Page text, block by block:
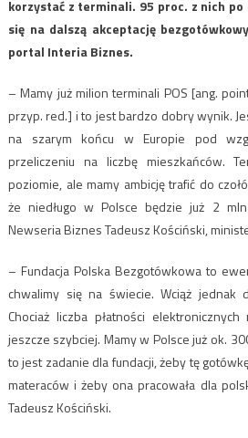
korzystać z terminali. 95 proc. z nich
się na dalszą akceptację
portal Interia Biznes.
– Mamy już milion terminali POS [ang.
przyp. red.] i to jest bardzo dobry wynik.
na szarym końcu w Europie pod
przeliczeniu na liczbę mieszkańców.
poziomie, ale mamy ambicję trafić do
że niedługo w Polsce będzie już 2
Newseria Biznes Tadeusz Kościński,
– Fundacja Polska Bezgotówkowa to
chwalimy się na świecie. Wciąż jednak
Chociaż liczba płatności
jeszcze szybciej. Mamy w Polsce już ok.
to jest zadanie dla fundacji, żeby tę
materaców i żeby ona pracowała dla
Tadeusz Kościński.